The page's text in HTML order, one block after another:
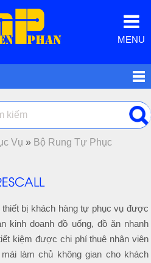
MENU
Vụ » Bộ Rung Tự Phục
bị khách hàng tự phục vụ được
kinh doanh đồ uống, đồ ăn nhanh
kiệm được chi phí thuê nhân viên
làm chủ không gian cho khách